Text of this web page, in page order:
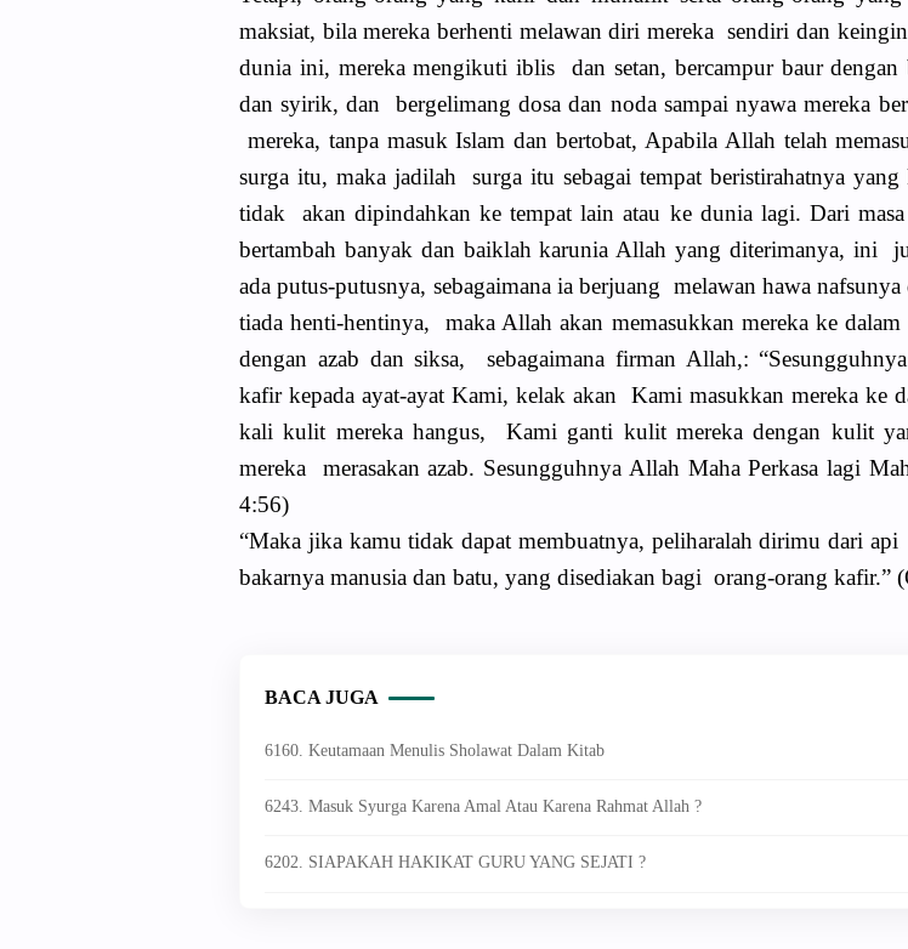
maksiat, bila mereka berhenti melawan diri mereka sendiri dan
dunia ini, mereka mengikuti iblis dan setan, bercampur baur dengan
dan syirik, dan bergelimang dosa dan noda sampai nyawa mereka
mereka, tanpa masuk Islam dan bertobat, Apabila Allah telah
surga itu, maka jadilah surga itu sebagai tempat beristirahatnya
tidak akan dipindahkan ke tempat lain atau ke dunia lagi. Dari
bertambah banyak dan baiklah karunia Allah yang diterimanya, ini
ada putus-putusnya, sebagaimana ia berjuang melawan hawa
tiada henti-hentinya, maka Allah akan memasukkan mereka ke
dengan azab dan siksa, sebagaimana firman Allah,:
kafir kepada ayat-ayat Kami, kelak akan Kami masukkan mereka ke
kali kulit mereka hangus, Kami ganti kulit mereka dengan kulit
mereka merasakan azab. Sesungguhnya Allah Maha Perkasa lagi
4:56)
“Maka jika kamu tidak dapat membuatnya, peliharalah dirimu dari api
bakarnya manusia dan batu, yang disediakan bagi orang-orang kafir.”
BACA JUGA
6160. Keutamaan Menulis Sholawat Dalam Kitab
6243. Masuk Syurga Karena Amal Atau Karena Rahmat Allah ?
6202. SIAPAKAH HAKIKAT GURU YANG SEJATI ?